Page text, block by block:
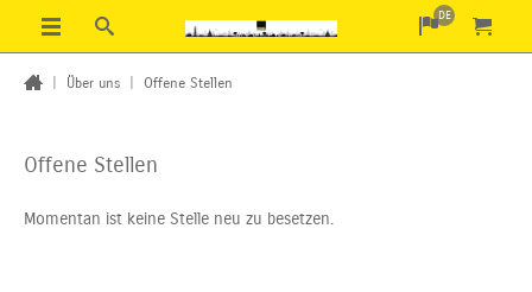
DE
Über uns Offene Stellen
Offene Stellen
Momentan ist keine Stelle neu zu besetzen.